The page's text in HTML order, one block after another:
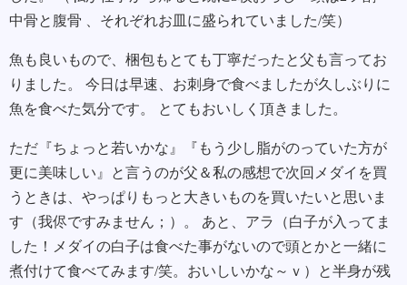
中骨と腹骨 、それぞれお皿に盛られていました/笑）
魚も良いもので、梱包もとても丁寧だったと父も言ってお
りました。 今日は早速、お刺身で食べましたが久しぶりに
魚を食べた気分です。 とてもおいしく頂きました。
ただ『ちょっと若いかな』『もう少し脂がのっていた方が
更に美味しい』と言うのが父＆私の感想で次回メダイを買
うときは、やっぱりもっと大きいものを買いたいと思いま
す（我侭ですみません；）。 あと、アラ（白子が入ってま
した！メダイの白子は食べた事がないので頭とかと一緒に
煮付けて食べてみます/笑。おいしいかな～ｖ）と半身が残